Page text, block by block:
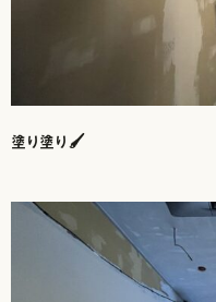
塗り塗り🖌